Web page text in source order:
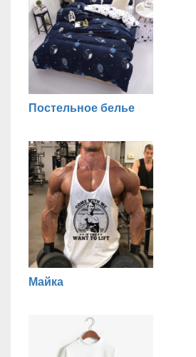
Постельное белье
Майка